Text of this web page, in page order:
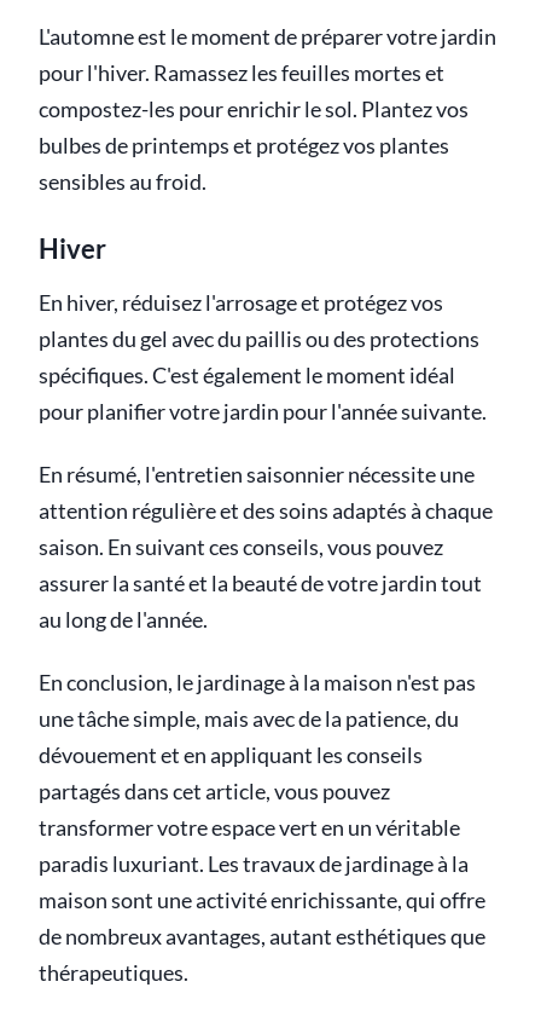
L'automne est le moment de préparer votre jardin
pour l'hiver. Ramassez les feuilles mortes et
compostez-les pour enrichir le sol. Plantez vos
bulbes de printemps et protégez vos plantes
sensibles au froid.
Hiver
En hiver, réduisez l'arrosage et protégez vos
plantes du gel avec du paillis ou des protections
spécifiques. C'est également le moment idéal
pour planifier votre jardin pour l'année suivante.
En résumé, l'entretien saisonnier nécessite une
attention régulière et des soins adaptés à chaque
saison. En suivant ces conseils, vous pouvez
assurer la santé et la beauté de votre jardin tout
au long de l'année.
En conclusion, le jardinage à la maison n'est pas
une tâche simple, mais avec de la patience, du
dévouement et en appliquant les conseils
partagés dans cet article, vous pouvez
transformer votre espace vert en un véritable
paradis luxuriant. Les travaux de jardinage à la
maison sont une activité enrichissante, qui offre
de nombreux avantages, autant esthétiques que
thérapeutiques.